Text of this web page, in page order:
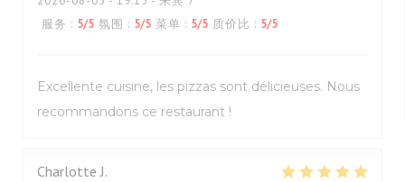
服务 : 5/5 氛围 : 5/5 菜单 : 5/5 质价比 : 5/5
Excellente cuisine, les pizzas sont délicieuses. Nous
recommandons ce restaurant !
Charlotte J